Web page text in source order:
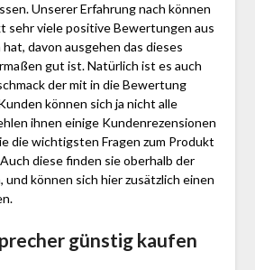
Unserer Erfahrung nach können
sehr viele positive Bewertungen aus
davon ausgehen das dieses
gut ist. Natürlich ist es auch
der mit in die Bewertung
können sich ja nicht alle
ihnen einige Kundenrezensionen
die wichtigsten Fragen zum Produkt
diese finden sie oberhalb der
und können sich hier zusätzlich einen
günstig kaufen